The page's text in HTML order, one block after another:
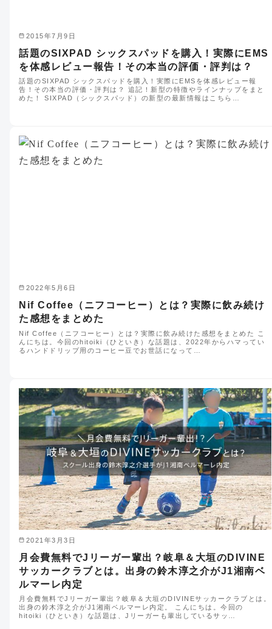
2015年7月9日
話題のSIXPAD シックスパッドを購入！実際にEMS
を体感レビュー報告！その本当の評価・評判は？
話題のSIXPAD シックスパッドを購入！実際にEMSを体感レビュー報
告！その本当の評価・評判は？ 追記！新型の特徴やラインナップをまと
めた！ SIXPAD（シックスパッド）の新型の最新情報はこちら…
2022年5月6日
Nif Coffee（ニフコーヒー）とは？実際に飲み続け
た感想をまとめた
Nif Coffee（ニフコーヒー）とは？実際に飲み続けた感想をまとめた こ
んにちは。今回のhitoiki（ひといき）な話題は、2022年からハマってい
るハンドドリップ用のコーヒー豆でお世話になって…
2021年3月3日
月会費無料でJリーガー輩出？岐阜＆大垣のDIVINE
サッカークラブとは。出身の鈴木淳之介がJ1湘南ベ
ルマーレ内定
月会費無料でJリーガー輩出？岐阜＆大垣のDIVINEサッカークラブとは。
出身の鈴木淳之介がJ1湘南ベルマーレ内定。 こんにちは。今回の
hitoiki（ひといき）な話題は、Jリーガーも輩出しているサッ…